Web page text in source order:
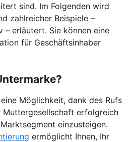
sind. Im Folgenden wird
zahlreicher Beispiele –
– erläutert. Sie können eine
für Geschäftsinhaber
Möglichkeit, dank des Rufs
Muttergesellschaft erfolgreich
einzusteigen.
ermöglicht Ihnen, Ihr